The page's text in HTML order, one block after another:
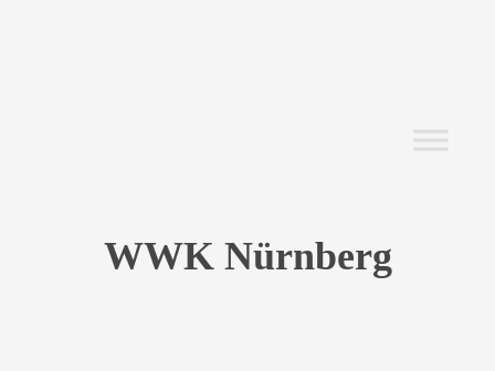
WWK Nürnberg